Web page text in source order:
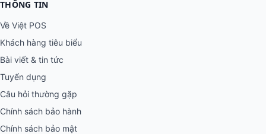
THÔNG TIN
Về Việt POS
Khách hàng tiêu biểu
Bài viết & tin tức
Tuyển dụng
Câu hỏi thường gặp
Chính sách bảo hành
Chính sách bảo mật